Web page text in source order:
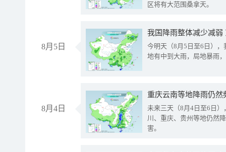
区将有大范围桑拿天。
8月5日
我国降雨整体减少减弱
今明天（8月5日至6日）
地有中到大雨，局地暴雨
8月4日
重庆云南等地降雨仍然
未来三天（8月4日至6日
川、重庆、贵州等地仍然
害。